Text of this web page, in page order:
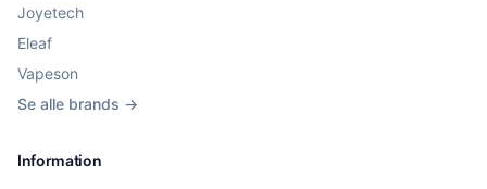
Joyetech
Eleaf
Vapeson
Se alle brands →
Information